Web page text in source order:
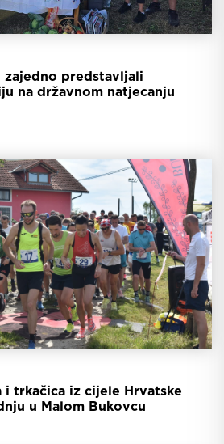
predstavljali
na državnom natjecanju
trkačica iz cijele Hrvatske
u Malom Bukovcu